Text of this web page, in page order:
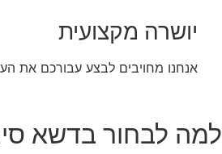
יושרה מקצועית
אנחנו מחויבים לבצע עבורכם את
למה לבחור בדשא